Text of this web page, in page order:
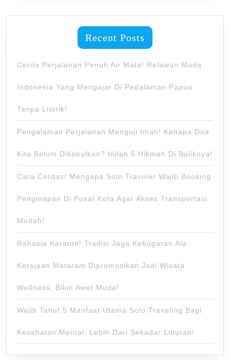
Recent Posts
Cerita Perjalanan Penuh Air Mata! Relawan Muda
Indonesia Yang Mengajar Di Pedalaman Papua
Tanpa Listrik!
Pengalaman Perjalanan Menguji Iman! Kenapa Doa
Kita Belum Dikabulkan? Inilah 6 Hikmah Di Baliknya!
Cara Cerdas! Mengapa Solo Traveler Wajib Booking
Penginapan Di Pusat Kota Agar Akses Transportasi
Mudah!
Rahasia Keraton! Tradisi Jaga Kebugaran Ala
Kerajaan Mataram Dipromosikan Jadi Wisata
Wellness, Bikin Awet Muda!
Wajib Tahu! 5 Manfaat Utama Solo Traveling Bagi
Kesehatan Mental, Lebih Dari Sekadar Liburan!